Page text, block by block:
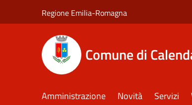
Regione Emilia-Romagna
Comune di
Amministrazione Novità Servizi